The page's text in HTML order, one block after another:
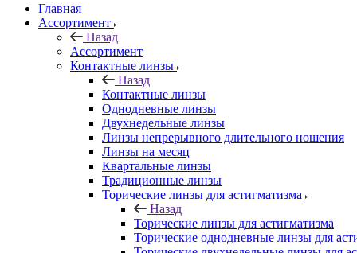
Главная
Ассортимент
Назад
Ассортимент
Контактные линзы
Назад
Контактные линзы
Однодневные линзы
Двухнедельные линзы
Линзы непрерывного длительного ношения
Линзы на месяц
Квартальные линзы
Традиционные линзы
Торические линзы для астигматизма
Назад
Торические линзы для астигматизма
Торические однодневные линзы для